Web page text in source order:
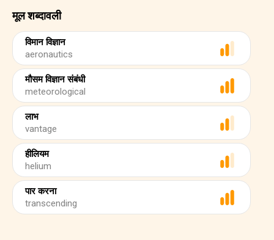
मूल शब्दावली
विमान विज्ञान
aeronautics
मौसम विज्ञान संबंधी
meteorological
लाभ
vantage
हीलियम
helium
पार करना
transcending